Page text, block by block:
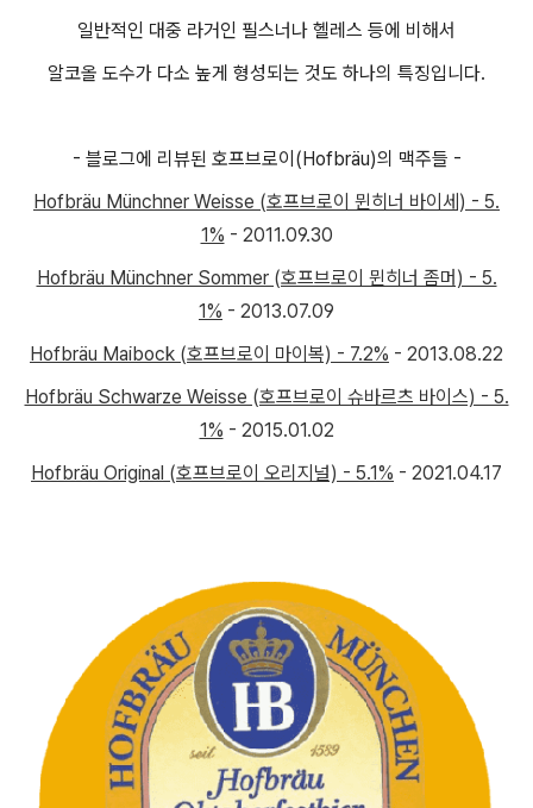
일반적인 대중 라거인 필스너나 헬레스 등에 비해서
알코올 도수가 다소 높게 형성되는 것도 하나의 특징입니다.
- 블로그에 리뷰된 호프브로이(Hofbräu)의 맥주들 -
Hofbräu Münchner Weisse (호프브로이 뮌히너 바이세) - 5.
1% - 2011.09.30
Hofbräu Münchner Sommer (호프브로이 뮌히너 좀머) - 5.
1% - 2013.07.09
Hofbräu Maibock (호프브로이 마이복) - 7.2% - 2013.08.22
Hofbräu Schwarze Weisse (호프브로이 슈바르츠 바이스) - 5.
1% - 2015.01.02
Hofbräu Original (호프브로이 오리지널) - 5.1% - 2021.04.17